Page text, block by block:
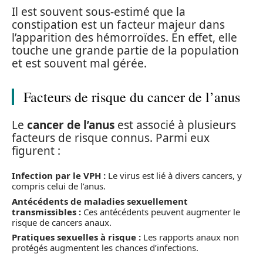
Il est souvent sous-estimé que la
constipation est un facteur majeur dans
l’apparition des hémorroïdes. En effet, elle
touche une grande partie de la population
et est souvent mal gérée.
Facteurs de risque du cancer de l’anus
Le cancer de l’anus est associé à plusieurs
facteurs de risque connus. Parmi eux
figurent :
Infection par le VPH : Le virus est lié à divers cancers, y
compris celui de l’anus.
Antécédents de maladies sexuellement
transmissibles : Ces antécédents peuvent augmenter le
risque de cancers anaux.
Pratiques sexuelles à risque : Les rapports anaux non
protégés augmentent les chances d’infections.